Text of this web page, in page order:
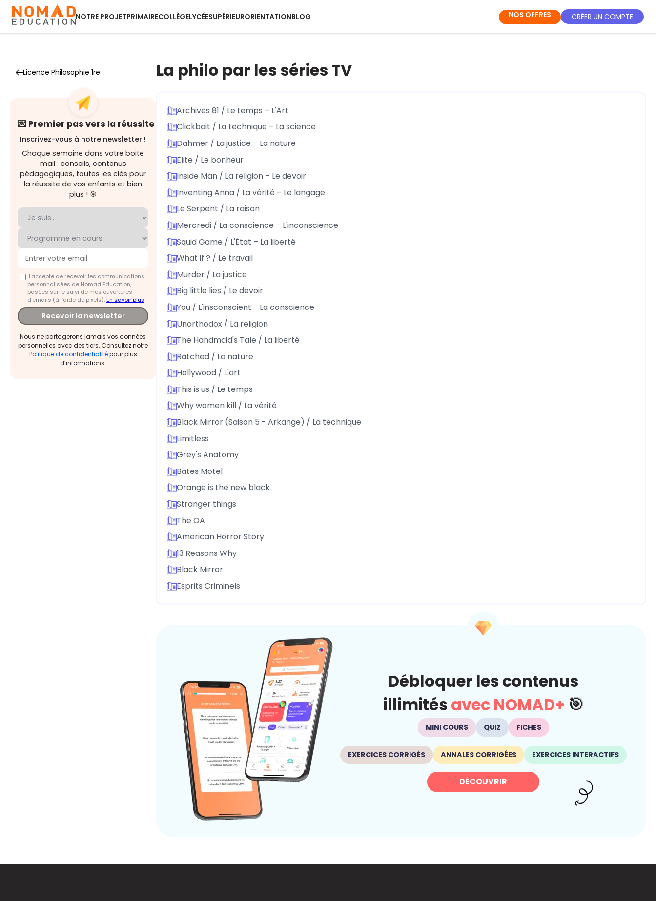
NOTRE PROJETPRIMAIRECOLLÈGELYCÉESUPÉRIEURORIENTATIONBLOG NOS OFFRES CRÉER UN COMPTE
Licence Philosophie 1re
💌 Premier pas vers la réussite
Inscrivez-vous à notre newsletter !
Chaque semaine dans votre boite
mail : conseils, contenus
pédagogiques, toutes les clés pour
la réussite de vos enfants et bien
plus ! 🎯
J'accepte de recevoir les communications
personnalisées de Nomad Education,
basées sur le suivi de mes ouvertures
d'emails (à l’aide de pixels).En savoir plus
Recevoir la newsletter
Nous ne partagerons jamais vos données
personnelles avec des tiers. Consultez notre
Politique de confidentialitépour plus
d’informations.
La philo par les séries TV
Archives 81 / Le temps – L'Art
Clickbait / La technique – La science
Dahmer / La justice – La nature
Elite / Le bonheur
Inside Man / La religion – Le devoir
Inventing Anna / La vérité – Le langage
Le Serpent / La raison
Mercredi / La conscience – L'inconscience
Squid Game / L'État – La liberté
What if ? / Le travail
Murder / La justice
Big little lies / Le devoir
You / L'insconscient - La conscience
Unorthodox / La religion
The Handmaid's Tale / La liberté
Ratched / La nature
Hollywood / L'art
This is us / Le temps
Why women kill / La vérité
Black Mirror (Saison 5 - Arkange) / La technique
Limitless
Grey's Anatomy
Bates Motel
Orange is the new black
Stranger things
The OA
American Horror Story
13 Reasons Why
Black Mirror
Esprits Criminels
Débloquer les contenus
illimités avec NOMAD+ 🎯
MINI COURS QUIZ FICHES
EXERCICES CORRIGÉS ANNALES CORRIGÉES EXERCICES INTERACTIFS
DÉCOUVRIR